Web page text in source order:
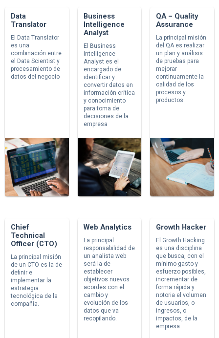
Data
Translator
El Data Translator
es una
combinación entre
el Data Scientist y
procesamiento de
datos del negocio
Business
Intelligence
Analyst
El Business
Intelligence
Analyst es el
encargado de
identificar y
convertir datos en
información crítica
y conocimiento
para toma de
decisiones de la
empresa
QA – Quality
Assurance
La principal misión
del QA es realizar
un plan y análisis
de pruebas para
mejorar
continuamente la
calidad de los
procesos y
productos.
Chief
Technical
Officer (CTO)
La principal misión
de un CTO es la de
definir e
implementar la
estrategia
tecnológica de la
compañía.
Web Analytics
La principal
responsabilidad de
un analista web
será la de
establecer
objetivos nuevos
acordes con el
cambio y
evolución de los
datos que va
recopilando.
Growth Hacker
El Growth Hacking
es una disciplina
que busca, con el
mínimo gasto y
esfuerzo posibles,
incrementar de
forma rápida y
notoria el volumen
de usuarios, o
ingresos, o
impactos, de la
empresa.